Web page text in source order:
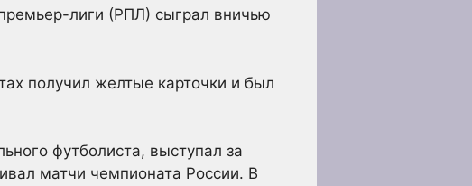
лиги (РПЛ) сыграл вничью
получил желтые карточки и был
футболиста, выступал за
матчи чемпионата России. В